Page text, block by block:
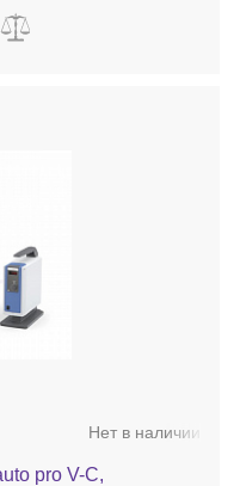
Нет в наличии
pro V-C,